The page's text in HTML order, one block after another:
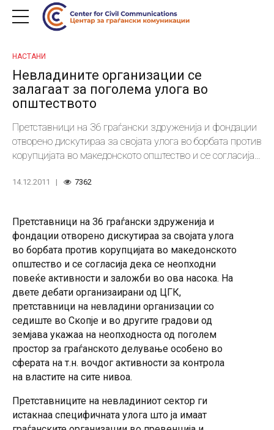
НАСТАНИ
Невладините организации се
залагаат за поголема улога во
општеството
Претставници на 36 граѓански здруженија и фондации
отворено дискутираа за својата улога во борбата против
корупцијата во македонското општество и се согласија
насока.
14.12.2011 7362
Претставници на 36 граѓански здруженија и
фондации отворено дискутираа за својата улога
во борбата против корупцијата во македонското
општество и се согласија дека се неопходни
повеќе активности и заложби во ова насока. На
двете дебати организаирани од ЦГК,
претставници на невладини организации со
седиште во Скопје и во другите градови од
земјава укажаа на неопходноста од поголем
простор за граѓанското делување особено во
сферата на т.н. вочдог активности за контрола
на властите на сите нивоа.
Претставниците на невладиниот сектор ги
истакнаа специфичната улога што ја имаат